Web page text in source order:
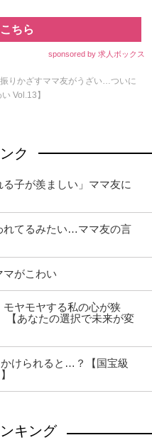
ちら
sponsored by 求人ボックス
りかざすママ友がうざい…ついに
Vol.13】
ク
子が羨ましい」ママ友に
れてるみたい…ママ友の言
マがこわい
ヤモヤする私の心が狭
【あなたの選択で未来が変
けられると…？【国宝級
キング